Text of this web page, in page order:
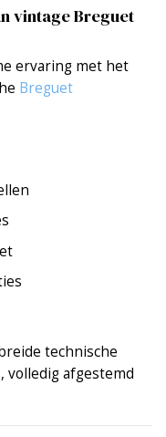
vintage Breguet
ervaring met het
Breguet
technische
volledig afgestemd